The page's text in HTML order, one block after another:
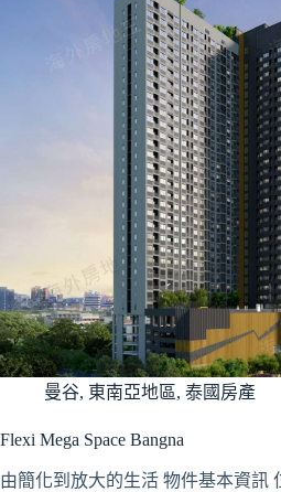
曼谷, 東南亞地區, 泰國房產
Flexi Mega Space Bangna
由簡化到放大的生活 物件基本資訊